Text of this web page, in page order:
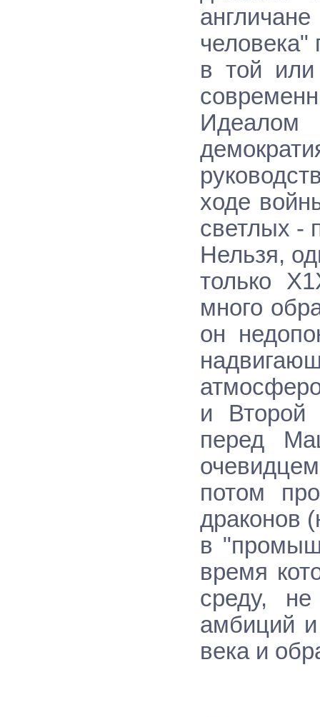
человека"
в той
ходе
светлых -
Нельзя,
только
много
он
и
перед
потом
драконов
в
время
среду,
амбиций
века и